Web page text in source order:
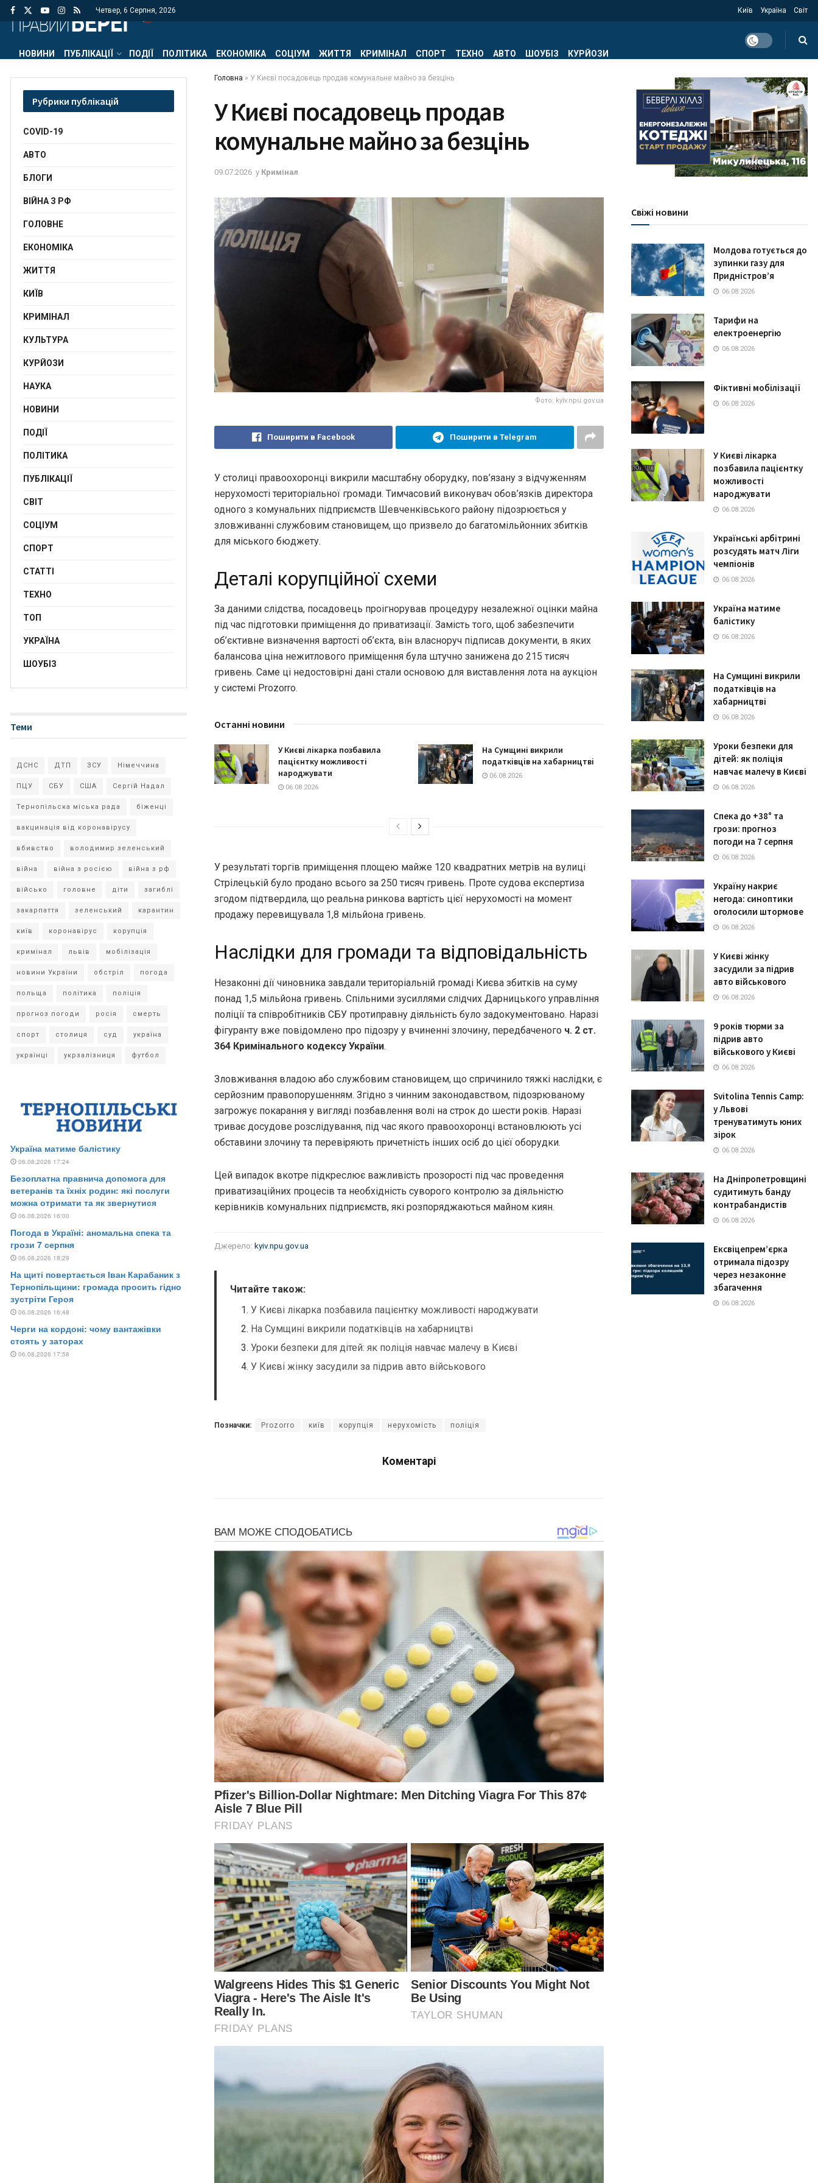
Четвер, 6 Серпня, 2026 Київ Україна Світ
НОВИНИ ПУБЛІКАЦІЇ ПОДІЇ ПОЛІТИКА ЕКОНОМІКА СОЦІУМ ЖИТТЯ КРИМІНАЛ СПОРТ ТЕХНО АВТО ШОУБІЗ КУРЙОЗИ
Головна » У Києві посадовець продав комунальне майно за безцінь
У Києві посадовець продав
комунальне майно за безцінь
09.07.2026 у Кримінал
Фото: kyiv.npu.gov.ua
Поширити в Facebook Поширити в Telegram
У столиці правоохоронці викрили масштабну оборудку, пов’язану з відчуженням
нерухомості територіальної громади. Тимчасовий виконувач обов’язків директора
одного з комунальних підприємств Шевченківського району підозрюється у
зловживанні службовим становищем, що призвело до багатомільйонних збитків
для міського бюджету.
Деталі корупційної схеми
За даними слідства, посадовець проігнорував процедуру незалежної оцінки майна
під час підготовки приміщення до приватизації. Замість того, щоб забезпечити
об’єктивне визначення вартості об’єкта, він власноруч підписав документи, в яких
балансова ціна нежитлового приміщення була штучно занижена до 215 тисяч
гривень. Саме ці недостовірні дані стали основою для виставлення лота на аукціон
у системі Prozorro.
Останні новини
У Києві лікарка позбавила
пацієнтку можливості
народжувати
06.08.2026
На Сумщині викрили
податківців на хабарництві
06.08.2026
У результаті торгів приміщення площею майже 120 квадратних метрів на вулиці
Стрілецькій було продано всього за 250 тисяч гривень. Проте судова експертиза
згодом підтвердила, що реальна ринкова вартість цієї нерухомості на момент
продажу перевищувала 1,8 мільйона гривень.
Наслідки для громади та відповідальність
Незаконні дії чиновника завдали територіальній громаді Києва збитків на суму
понад 1,5 мільйона гривень. Спільними зусиллями слідчих Дарницького управління
поліції та співробітників СБУ протиправну діяльність було задокументовано. Наразі
фігуранту вже повідомлено про підозру у вчиненні злочину, передбаченого ч. 2 ст.
364 Кримінального кодексу України.
Зловживання владою або службовим становищем, що спричинило тяжкі наслідки, є
серйозним правопорушенням. Згідно з чинним законодавством, підозрюваному
загрожує покарання у вигляді позбавлення волі на строк до шести років. Наразі
триває досудове розслідування, під час якого правоохоронці встановлюють усі
обставини злочину та перевіряють причетність інших осіб до цієї оборудки.
Цей випадок вкотре підкреслює важливість прозорості під час проведення
приватизаційних процесів та необхідність суворого контролю за діяльністю
керівників комунальних підприємств, які розпоряджаються майном киян.
Джерело: kyiv.npu.gov.ua
Читайте також:
У Києві лікарка позбавила пацієнтку можливості народжувати
На Сумщині викрили податківців на хабарництві
Уроки безпеки для дітей: як поліція навчає малечу в Києві
У Києві жінку засудили за підрив авто військового
Позначки: Prozorro київ корупція нерухомість поліція
Коментарі
Рубрики публікацій
COVID-19
АВТО
БЛОГИ
ВІЙНА З РФ
ГОЛОВНЕ
ЕКОНОМІКА
ЖИТТЯ
КИЇВ
КРИМІНАЛ
КУЛЬТУРА
КУРЙОЗИ
НАУКА
НОВИНИ
ПОДІЇ
ПОЛІТИКА
ПУБЛІКАЦІЇ
СВІТ
СОЦІУМ
СПОРТ
СТАТТІ
ТЕХНО
ТОП
УКРАЇНА
ШОУБІЗ
Теми
ДСНС ДТП ЗСУ Німеччина
ПЦУ СБУ США Сергій Надал
Тернопільска міська рада біженці
вакцинація від коронавірусу
вбивство володимир зеленський
війна війна з росією війна з рф
військо головне діти загиблі
закарпаття зеленський карантин
київ коронавірус корупція
кримінал львів мобілізація
новини України обстріл погода
польща політика поліція
прогноз погоди росія смерть
спорт столиця суд україна
українці укрзалізниця футбол
Свіжі новини
Молдова готується до
зупинки газу для
Придністров’я
06.08.2026
Тарифи на
електроенергію
06.08.2026
Фіктивні мобілізації
06.08.2026
У Києві лікарка
позбавила пацієнтку
можливості
народжувати
06.08.2026
Українські арбітрині
розсудять матч Ліги
чемпіонів
06.08.2026
Україна матиме
балістику
06.08.2026
На Сумщині викрили
податківців на
хабарництві
06.08.2026
Уроки безпеки для
дітей: як поліція
навчає малечу в Києві
06.08.2026
Спека до +38° та
грози: прогноз
погоди на 7 серпня
06.08.2026
Україну накриє
негода: синоптики
оголосили штормове
06.08.2026
У Києві жінку
засудили за підрив
авто військового
06.08.2026
9 років тюрми за
підрив авто
військового у Києві
06.08.2026
Svitolina Tennis Camp:
у Львові
тренуватимуть юних
зірок
06.08.2026
На Дніпропетровщині
судитимуть банду
контрабандистів
06.08.2026
Ексвіцепрем’єрка
отримала підозру
через незаконне
збагачення
06.08.2026